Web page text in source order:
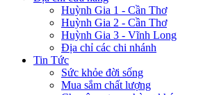
Huỳnh Gia 1 - Cần Thơ
Huỳnh Gia 2 - Cần Thơ
Huỳnh Gia 3 - Vĩnh Long
Địa chỉ các chi nhánh
Tin Tức
Sức khỏe đời sống
Mua sắm chất lượng